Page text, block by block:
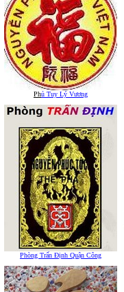
Phủ Tuy Lý Vương
Phòng Trấn Định Quận Công